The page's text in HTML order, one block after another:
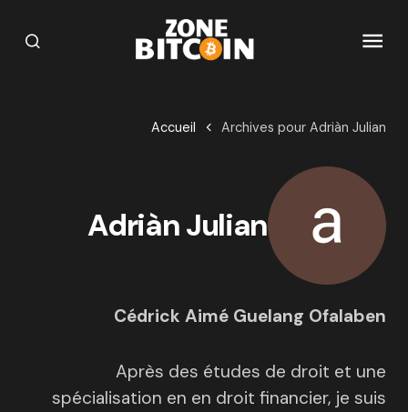
Accueil Archives pour Adriàn Julian
Adriàn Julian
Cédrick Aimé Guelang Ofalaben
Après des études de droit et une
spécialisation en en droit financier, je suis